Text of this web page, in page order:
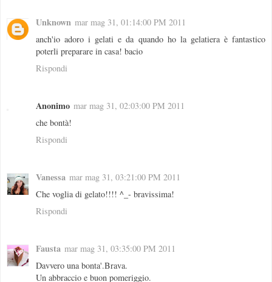
Unknown mar mag 31, 01:14:00 PM 2011
anch'io adoro i gelati e da quando ho la gelatiera è fantastico
poterli preparare in casa! bacio
Rispondi
Anonimo mar mag 31, 02:03:00 PM 2011
che bontà!
Rispondi
Vanessa mar mag 31, 03:21:00 PM 2011
Che voglia di gelato!!!! ^_- bravissima!
Rispondi
Fausta mar mag 31, 03:35:00 PM 2011
Davvero una bonta'.Brava.
Un abbraccio e buon pomeriggio.